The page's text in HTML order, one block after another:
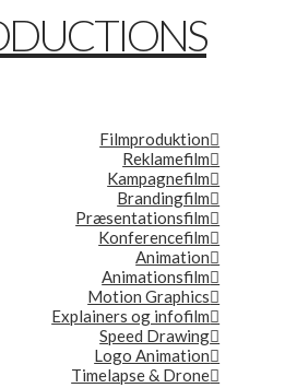
Filmproduktion
Reklamefilm
Kampagnefilm
Brandingfilm
Præsentationsfilm
Konferencefilm
Animation
Animationsfilm
Motion Graphics
Explainers og infofilm
Speed Drawing
Logo Animation
Timelapse & Drone